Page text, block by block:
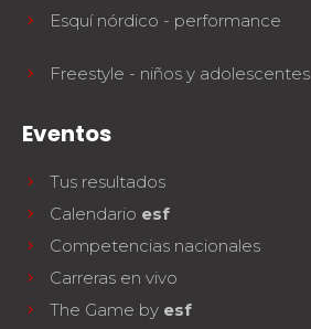
Esquí nórdico - performance
Freestyle - niños y adolescentes
Eventos
Tus resultados
Calendario esf
Competencias nacionales
Carreras en vivo
The Game by esf